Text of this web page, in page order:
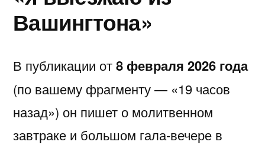
Вашингтона»
В публикации от8 февраля 2026 года
(по вашему фрагменту — «19 часов
назад») он пишет о молитвенном
завтраке и большом гала-вечере в